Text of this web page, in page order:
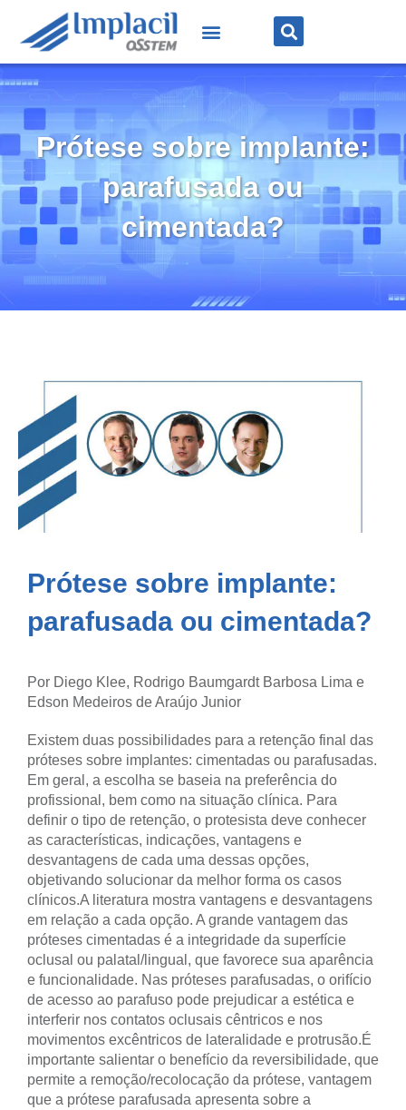
Prótese sobre implante:
parafusada ou
cimentada?
Prótese sobre implante:
parafusada ou cimentada?
Por Diego Klee, Rodrigo Baumgardt Barbosa Lima e
Edson Medeiros de Araújo Junior
Existem duas possibilidades para a retenção final das
próteses sobre implantes: cimentadas ou parafusadas.
Em geral, a escolha se baseia na preferência do
profissional, bem como na situação clínica. Para
definir o tipo de retenção, o protesista deve conhecer
as características, indicações, vantagens e
desvantagens de cada uma dessas opções,
objetivando solucionar da melhor forma os casos
clínicos.A literatura mostra vantagens e desvantagens
em relação a cada opção. A grande vantagem das
próteses cimentadas é a integridade da superfície
oclusal ou palatal/lingual, que favorece sua aparência
e funcionalidade. Nas próteses parafusadas, o orifício
de acesso ao parafuso pode prejudicar a estética e
interferir nos contatos oclusais cêntricos e nos
movimentos excêntricos de lateralidade e protrusão.É
importante salientar o benefício da reversibilidade, que
permite a remoção/recolocação da prótese, vantagem
que a prótese parafusada apresenta sobre a